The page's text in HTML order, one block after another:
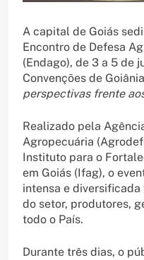
A capital de Goiás
Encontro de Defesa
(Endago), de 3 a 5 de
Convenções de
perspectivas frente
Realizado pela
Agropecuária
Instituto para o
em Goiás (Ifag), o
intensa e
do setor, produtores,
todo o País.
Durante três dias, o